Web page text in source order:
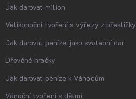
Jak darovat milion
Velikonoční tvoření s výřezy z překližky
Jak darovat peníze jako svatební dar
Dřevěné hračky
Jak darovat peníze k Vánocům
Vánoční tvoření s dětmi